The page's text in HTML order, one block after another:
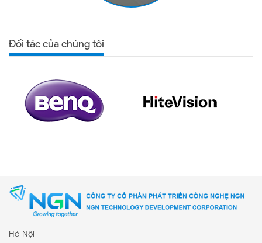
Đối tác của chúng tôi
Hà Nội